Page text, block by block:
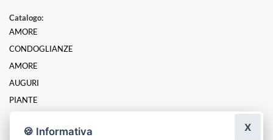
Catalogo:
AMORE
CONDOGLIANZE
AMORE
AUGURI
PIANTE
LAUREA
RINGRAZIAMENTI
🍪 Informativa X